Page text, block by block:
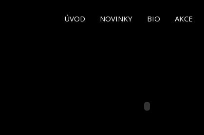
ÚVOD NOVINKY BIO AKCE